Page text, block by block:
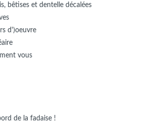
bêtises et dentelle décalées
d')oeuvre
vous
de la fadaise !